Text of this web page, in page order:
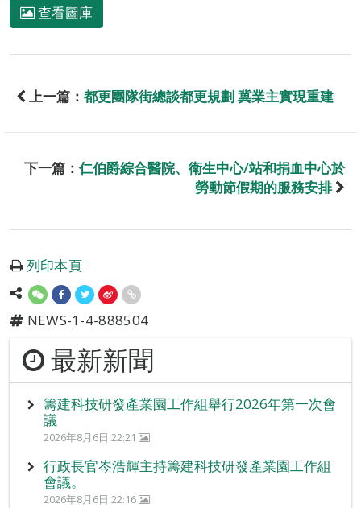
查看圖庫
上一篇： 都更團隊街總談都更規劃 冀業主實現重建
下一篇：仁伯爵綜合醫院、衛生中心/站和捐血中心於
勞動節假期的服務安排
列印本頁
NEWS-1-4-888504
最新新聞
籌建科技研發產業園工作組舉行2026年第一次會
議
2026年8月6日 22:21
行政長官岑浩輝主持籌建科技研發產業園工作組
會議。
2026年8月6日 22:16